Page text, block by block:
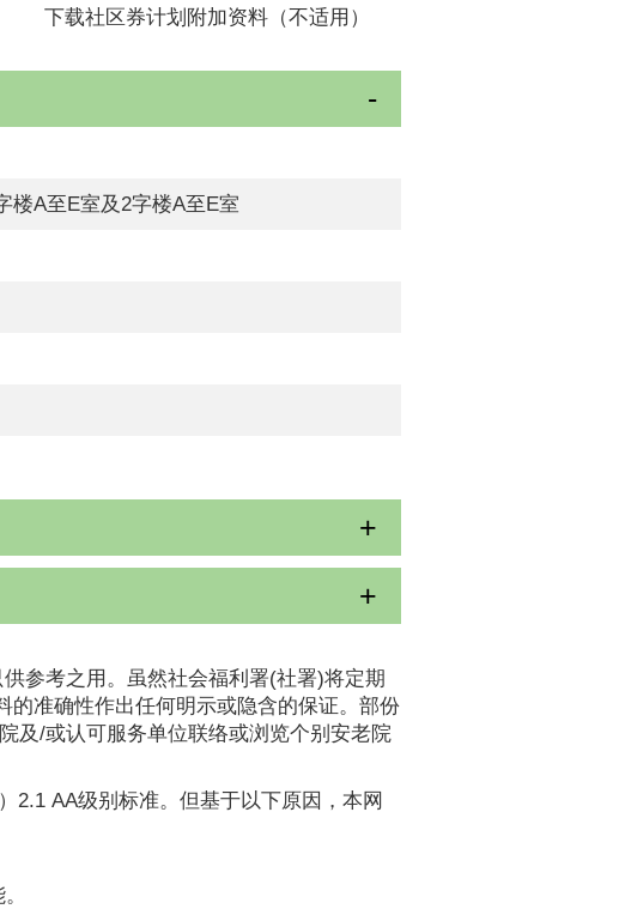
下载社区券计划附加资料（不适用）
楼A至E室及2字楼A至E室
参考之用。虽然社会福利署(社署)将定期
的准确性作出任何明示或隐含的保证。部份
及/或认可服务单位联络或浏览个别安老院
2.1 AA级别标准。但基于以下原因，本网